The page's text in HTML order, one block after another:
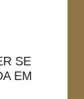
SE
EM